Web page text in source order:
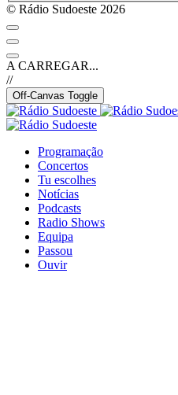
© Rádio Sudoeste 2026
A CARREGAR...
//
Off-Canvas Toggle
Programação
Concertos
Tu escolhes
Notícias
Podcasts
Radio Shows
Equipa
Passou
Ouvir